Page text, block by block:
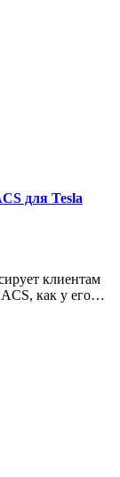
для Tesla
как у его…